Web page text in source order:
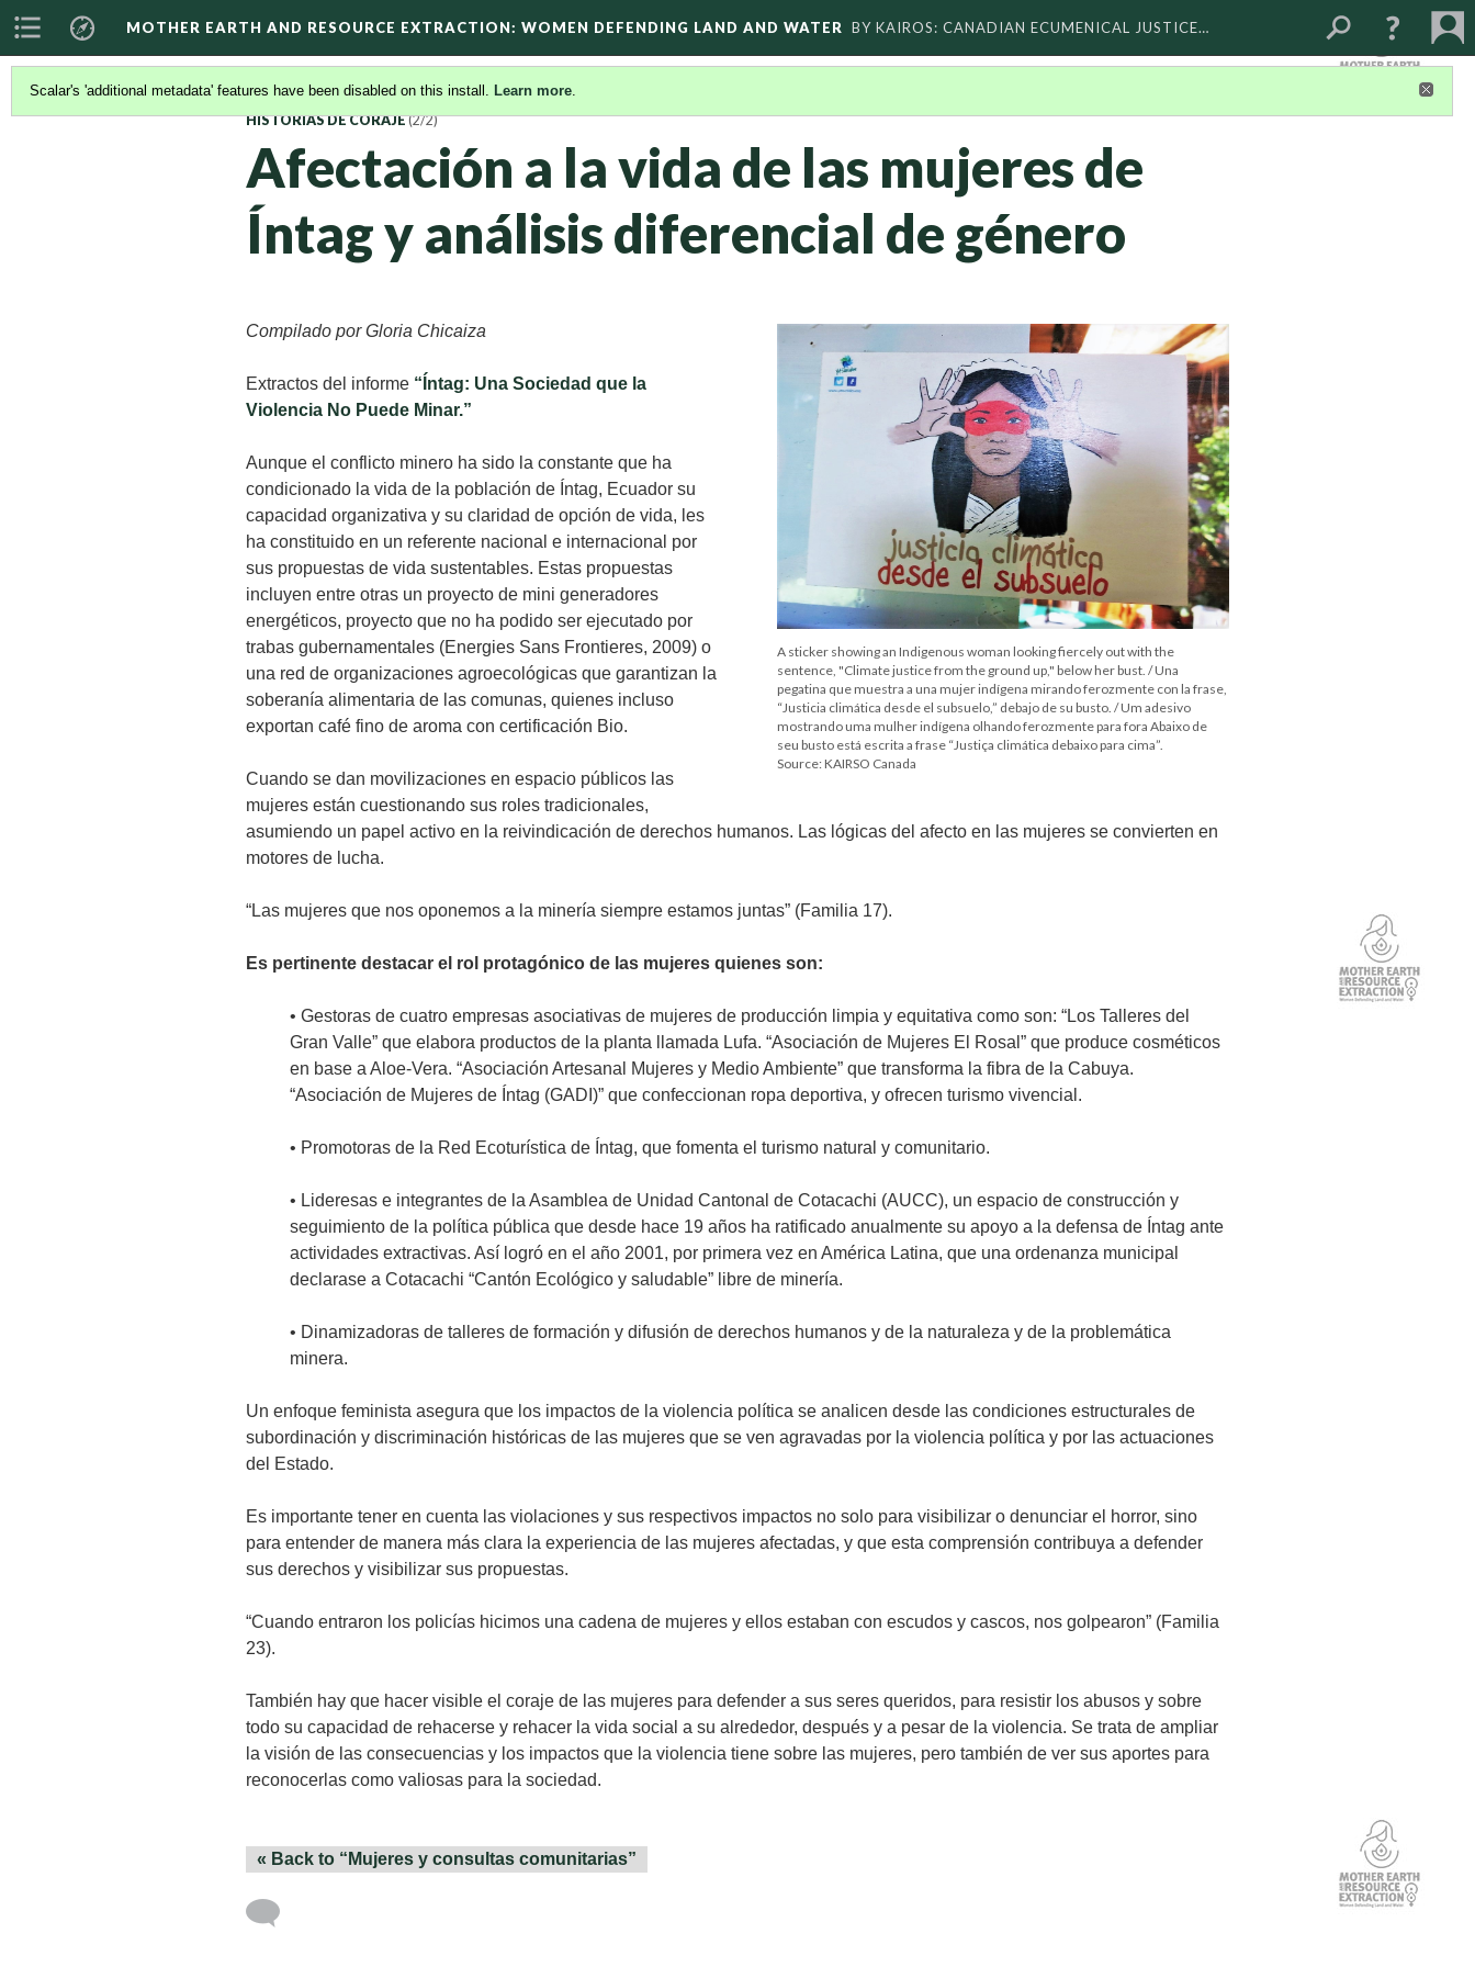
MOTHER EARTH AND RESOURCE EXTRACTION: WOMEN DEFENDING LAND AND WATER BY KAIROS: CANADIAN ECUMENICAL JUSTICE…
Scalar's 'additional metadata' features have been disabled on this install. Learn more.
HISTORIAS DE CORAJE(2/2)
Afectación a la vida de las mujeres de
Íntag y análisis diferencial de género
A sticker showing an Indigenous woman looking fiercely out with the
sentence, "Climate justice from the ground up," below her bust. / Una
pegatina que muestra a una mujer indígena mirando ferozmente con la frase,
“Justicia climática desde el subsuelo,” debajo de su busto. / Um adesivo
mostrando uma mulher indígena olhando ferozmente para fora Abaixo de
seu busto está escrita a frase “Justiça climática debaixo para cima”.
Source: KAIRSO Canada
Compilado por Gloria Chicaiza
Extractos del informe “Íntag: Una Sociedad que la
Violencia No Puede Minar.”
Aunque el conflicto minero ha sido la constante que ha
condicionado la vida de la población de Íntag, Ecuador su
capacidad organizativa y su claridad de opción de vida, les
ha constituido en un referente nacional e internacional por
sus propuestas de vida sustentables. Estas propuestas
incluyen entre otras un proyecto de mini generadores
energéticos, proyecto que no ha podido ser ejecutado por
trabas gubernamentales (Energies Sans Frontieres, 2009) o
una red de organizaciones agroecológicas que garantizan la
soberanía alimentaria de las comunas, quienes incluso
exportan café fino de aroma con certificación Bio.
Cuando se dan movilizaciones en espacio públicos las
mujeres están cuestionando sus roles tradicionales,
asumiendo un papel activo en la reivindicación de derechos humanos. Las lógicas del afecto en las mujeres se convierten en
motores de lucha.
“Las mujeres que nos oponemos a la minería siempre estamos juntas” (Familia 17).
Es pertinente destacar el rol protagónico de las mujeres quienes son:
• Gestoras de cuatro empresas asociativas de mujeres de producción limpia y equitativa como son: “Los Talleres del
Gran Valle” que elabora productos de la planta llamada Lufa. “Asociación de Mujeres El Rosal” que produce cosméticos
en base a Aloe-Vera. “Asociación Artesanal Mujeres y Medio Ambiente” que transforma la fibra de la Cabuya.
“Asociación de Mujeres de Íntag (GADI)” que confeccionan ropa deportiva, y ofrecen turismo vivencial.
• Promotoras de la Red Ecoturística de Íntag, que fomenta el turismo natural y comunitario.
• Lideresas e integrantes de la Asamblea de Unidad Cantonal de Cotacachi (AUCC), un espacio de construcción y
seguimiento de la política pública que desde hace 19 años ha ratificado anualmente su apoyo a la defensa de Íntag ante
actividades extractivas. Así logró en el año 2001, por primera vez en América Latina, que una ordenanza municipal
declarase a Cotacachi “Cantón Ecológico y saludable” libre de minería.
• Dinamizadoras de talleres de formación y difusión de derechos humanos y de la naturaleza y de la problemática
minera.
Un enfoque feminista asegura que los impactos de la violencia política se analicen desde las condiciones estructurales de
subordinación y discriminación históricas de las mujeres que se ven agravadas por la violencia política y por las actuaciones
del Estado.
Es importante tener en cuenta las violaciones y sus respectivos impactos no solo para visibilizar o denunciar el horror, sino
para entender de manera más clara la experiencia de las mujeres afectadas, y que esta comprensión contribuya a defender
sus derechos y visibilizar sus propuestas.
“Cuando entraron los policías hicimos una cadena de mujeres y ellos estaban con escudos y cascos, nos golpearon” (Familia
23).
También hay que hacer visible el coraje de las mujeres para defender a sus seres queridos, para resistir los abusos y sobre
todo su capacidad de rehacerse y rehacer la vida social a su alrededor, después y a pesar de la violencia. Se trata de ampliar
la visión de las consecuencias y los impactos que la violencia tiene sobre las mujeres, pero también de ver sus aportes para
reconocerlas como valiosas para la sociedad.
« Back to “Mujeres y consultas comunitarias”